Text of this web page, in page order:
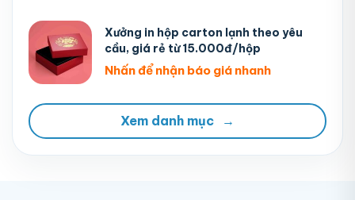
Xưởng in hộp carton lạnh theo yêu
cầu, giá rẻ từ 15.000đ/hộp
Nhấn để nhận báo giá nhanh
Xem danh mục →